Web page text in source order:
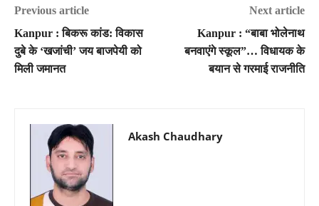
Previous article
Kanpur : बिकरू कांड: विकास
दुबे के ‘खजांची’ जय बाजपेयी को
मिली जमानत
Next article
Kanpur : “बाबा भोलेनाथ
बनवाएंगे स्कूल”… विधायक के
बयान से गरमाई राजनीति
Akash Chaudhary